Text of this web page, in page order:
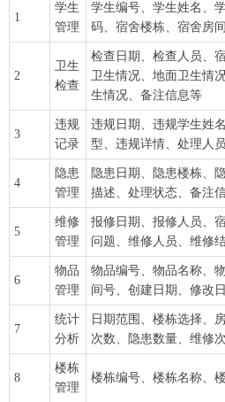
1
学生
管理
学生编号、学生姓名、
码、宿舍楼栋、宿舍房
2
卫生
检查
检查日期、检查人员、
卫生情况、地面卫生情
生情况、备注信息等
3
违规
记录
违规日期、违规学生姓
型、违规详情、处理人
4
隐患
管理
隐患日期、隐患楼栋、
描述、处理状态、备注
5
维修
管理
报修日期、报修人员、
问题、维修人员、维修
6
物品
管理
物品编号、物品名称、
间号、创建日期、修改
7
统计
分析
日期范围、楼栋选择、
次数、隐患数量、维修
8
楼栋
管理
楼栋编号、楼栋名称、